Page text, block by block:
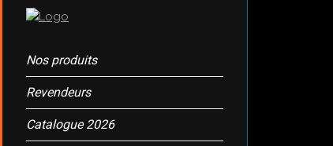
Nos produits
Revendeurs
Catalogue 2026